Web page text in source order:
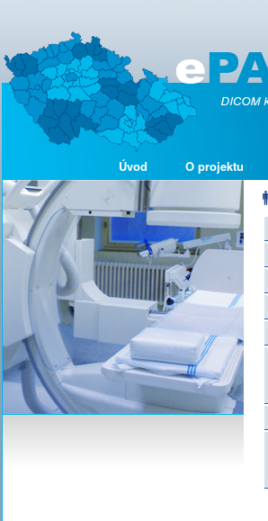
Úvod O projektu